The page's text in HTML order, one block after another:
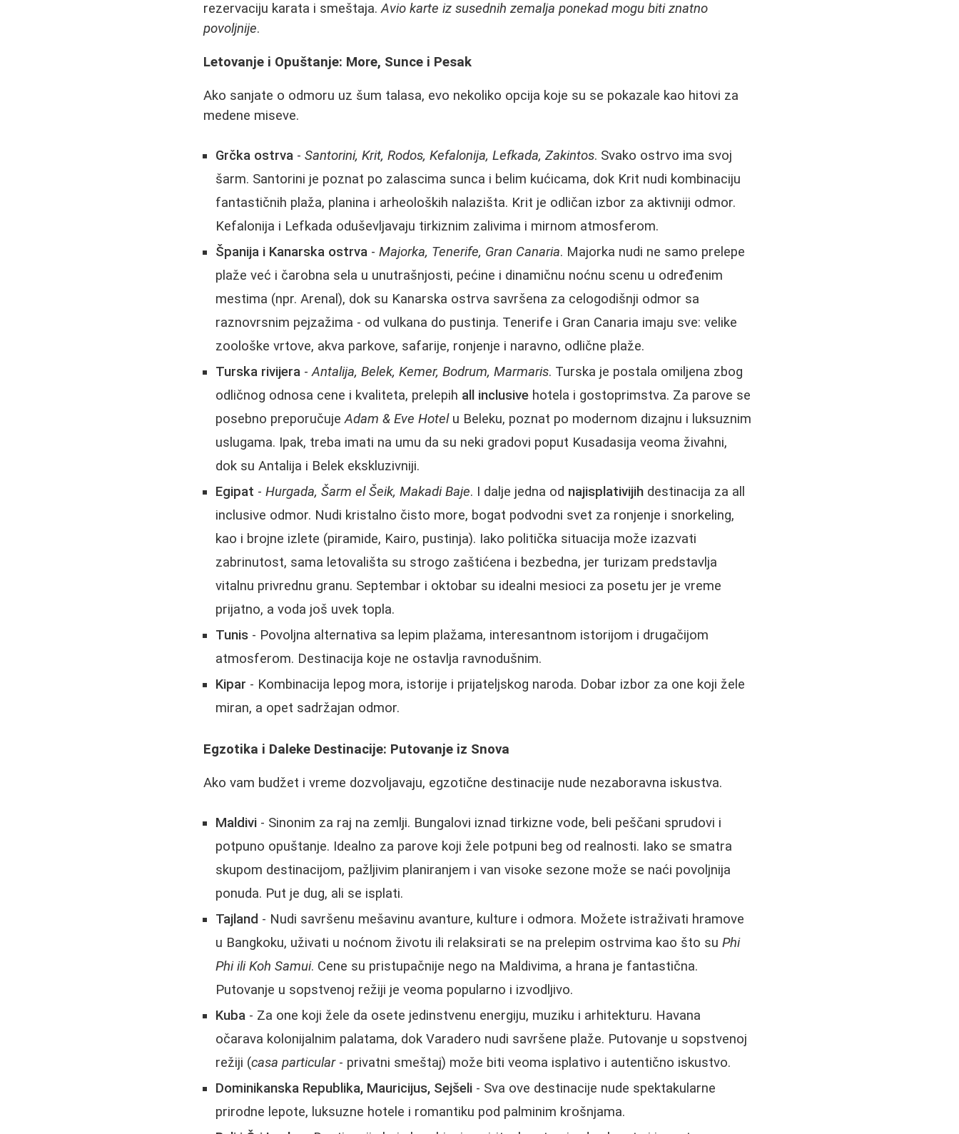
rezervaciju karata i smeštaja.Avio karte iz susednih zemalja ponekad mogu biti znatno
povoljnije.
Letovanje i Opuštanje: More, Sunce i Pesak
Ako sanjate o odmoru uz šum talasa, evo nekoliko opcija koje su se pokazale kao hitovi za
medene miseve.
Grčka ostrva -Santorini, Krit, Rodos, Kefalonija, Lefkada, Zakintos. Svako ostrvo ima svoj
šarm. Santorini je poznat po zalascima sunca i belim kućicama, dok Krit nudi kombinaciju
fantastičnih plaža, planina i arheoloških nalazišta. Krit je odličan izbor za aktivniji odmor.
Kefalonija i Lefkada oduševljavaju tirkiznim zalivima i mirnom atmosferom.
Španija i Kanarska ostrva -Majorka, Tenerife, Gran Canaria. Majorka nudi ne samo prelepe
plaže već i čarobna sela u unutrašnjosti, pećine i dinamičnu noćnu scenu u određenim
mestima (npr. Arenal), dok su Kanarska ostrva savršena za celogodišnji odmor sa
raznovrsnim pejzažima - od vulkana do pustinja. Tenerife i Gran Canaria imaju sve: velike
zoološke vrtove, akva parkove, safarije, ronjenje i naravno, odlične plaže.
Turska rivijera -Antalija, Belek, Kemer, Bodrum, Marmaris. Turska je postala omiljena zbog
odličnog odnosa cene i kvaliteta, prelepih all inclusive hotela i gostoprimstva. Za parove se
posebno preporučujeAdam & Eve Hotelu Beleku, poznat po modernom dizajnu i luksuznim
uslugama. Ipak, treba imati na umu da su neki gradovi poput Kusadasija veoma živahni,
dok su Antalija i Belek ekskluzivniji.
Egipat -Hurgada, Šarm el Šeik, Makadi Baje. I dalje jedna od najisplativijih destinacija za all
inclusive odmor. Nudi kristalno čisto more, bogat podvodni svet za ronjenje i snorkeling,
kao i brojne izlete (piramide, Kairo, pustinja). Iako politička situacija može izazvati
zabrinutost, sama letovališta su strogo zaštićena i bezbedna, jer turizam predstavlja
vitalnu privrednu granu. Septembar i oktobar su idealni mesioci za posetu jer je vreme
prijatno, a voda još uvek topla.
Tunis - Povoljna alternativa sa lepim plažama, interesantnom istorijom i drugačijom
atmosferom. Destinacija koje ne ostavlja ravnodušnim.
Kipar - Kombinacija lepog mora, istorije i prijateljskog naroda. Dobar izbor za one koji žele
miran, a opet sadržajan odmor.
Egzotika i Daleke Destinacije: Putovanje iz Snova
Ako vam budžet i vreme dozvoljavaju, egzotične destinacije nude nezaboravna iskustva.
Maldivi - Sinonim za raj na zemlji. Bungalovi iznad tirkizne vode, beli peščani sprudovi i
potpuno opuštanje. Idealno za parove koji žele potpuni beg od realnosti. Iako se smatra
skupom destinacijom, pažljivim planiranjem i van visoke sezone može se naći povoljnija
ponuda. Put je dug, ali se isplati.
Tajland - Nudi savršenu mešavinu avanture, kulture i odmora. Možete istraživati hramove
u Bangkoku, uživati u noćnom životu ili relaksirati se na prelepim ostrvima kao što suPhi
Phi ili Koh Samui. Cene su pristupačnije nego na Maldivima, a hrana je fantastična.
Putovanje u sopstvenoj režiji je veoma popularno i izvodljivo.
Kuba - Za one koji žele da osete jedinstvenu energiju, muziku i arhitekturu. Havana
očarava kolonijalnim palatama, dok Varadero nudi savršene plaže. Putovanje u sopstvenoj
režiji (casa particular- privatni smeštaj) može biti veoma isplativo i autentično iskustvo.
Dominikanska Republika, Mauricijus, Sejšeli - Sva ove destinacije nude spektakularne
prirodne lepote, luksuzne hotele i romantiku pod palminim krošnjama.